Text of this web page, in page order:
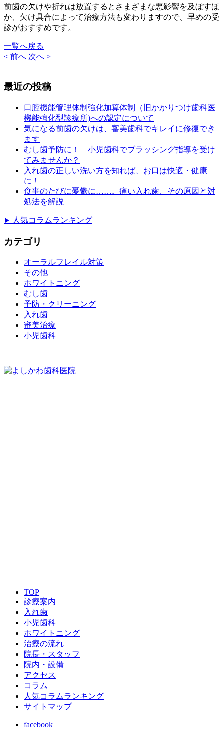
前歯の欠けや折れは放置するとさまざまな悪影響を及ぼすほ
か、欠け具合によって治療方法も変わりますので、早めの受
診がおすすめです。
一覧へ戻る
< 前へ 次へ >
最近の投稿
口腔機能管理体制強化加算体制（旧かかりつけ歯科医
機能強化型診療所)への認定について
気になる前歯の欠けは、審美歯科でキレイに修復でき
ます
むし歯予防に！ 小児歯科でブラッシング指導を受け
てみませんか？
入れ歯の正しい洗い方を知れば、お口は快適・健康
に！
食事のたびに憂鬱に……。痛い入れ歯、その原因と対
処法を解説
▶ 人気コラムランキング
カテゴリ
オーラルフレイル対策
その他
ホワイトニング
むし歯
予防・クリーニング
入れ歯
審美治療
小児歯科
TOP
診療案内
入れ歯
小児歯科
ホワイトニング
治療の流れ
院長・スタッフ
院内・設備
アクセス
コラム
人気コラムランキング
サイトマップ
facebook